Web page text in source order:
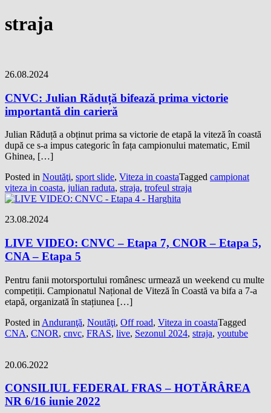
straja
26.08.2024
CNVC: Julian Răduță bifează prima victorie
importantă din carieră
Julian Răduță a obținut prima sa victorie de etapă la viteză în coastă
după ce s-a impus categoric în fața campionului matematic, Emil
Ghinea, […]
Posted in Noutăţi, sport slide, Viteza in coastaTagged campionat
viteza in coasta, julian raduta, straja, trofeul straja
23.08.2024
LIVE VIDEO: CNVC – Etapa 7, CNOR – Etapa 5,
CNA – Etapa 5
Pentru fanii motorsportului românesc urmează un weekend cu multe
competiții. Campionatul Național de Viteză în Coastă va bifa a 7-a
etapă, organizată în stațiunea […]
Posted in Anduranţă, Noutăţi, Off road, Viteza in coastaTagged
CNA, CNOR, cnvc, FRAS, live, Sezonul 2024, straja, youtube
20.06.2022
CONSILIUL FEDERAL FRAS – HOTĂRÂREA
NR 6/16 iunie 2022